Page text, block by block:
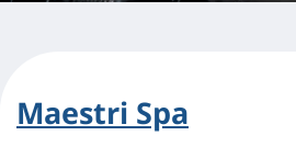
Maestri Spa